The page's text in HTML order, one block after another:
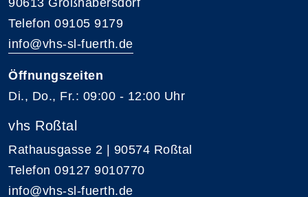
Telefon 09105 9179
info@vhs-sl-fuerth.de
Öffnungszeiten
Di., Do., Fr.: 09:00 - 12:00 Uhr
vhs Roßtal
Rathausgasse 2 | 90574 Roßtal
Telefon 09127 9010770
info@vhs-sl-fuerth.de